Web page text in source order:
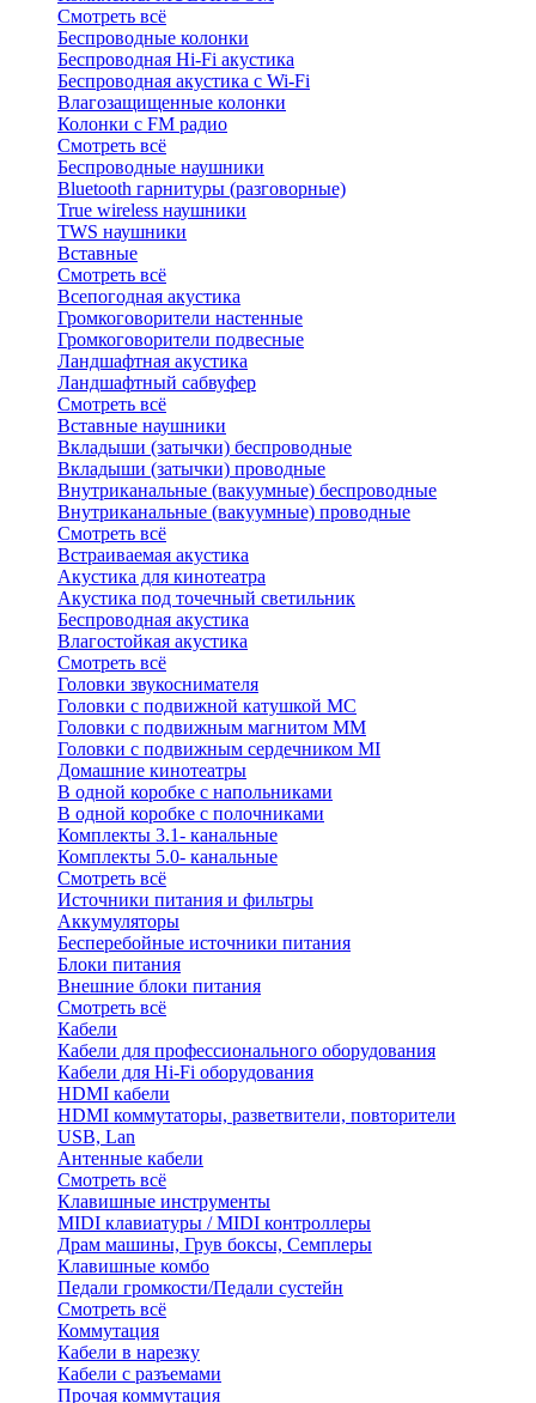
Смотреть всё
Беспроводные колонки
Беспроводная Hi-Fi акустика
Беспроводная акустика с Wi-Fi
Влагозащищенные колонки
Колонки с FM радио
Смотреть всё
Беспроводные наушники
Bluetоoth гарнитуры (разговорные)
True wireless наушники
TWS наушники
Вставные
Смотреть всё
Всепогодная акустика
Громкоговорители настенные
Громкоговорители подвесные
Ландшафтная акустика
Ландшафтный сабвуфер
Смотреть всё
Вставные наушники
Вкладыши (затычки) беспроводные
Вкладыши (затычки) проводные
Внутриканальные (вакуумные) беспроводные
Внутриканальные (вакуумные) проводные
Смотреть всё
Встраиваемая акустика
Акустика для кинотеатра
Акустика под точечный светильник
Беспроводная акустика
Влагостойкая акустика
Смотреть всё
Головки звукоснимателя
Головки с подвижной катушкой MC
Головки с подвижным магнитом ММ
Головки с подвижным сердечником MI
Домашние кинотеатры
В одной коробке с напольниками
В одной коробке с полочниками
Комплекты 3.1- канальные
Комплекты 5.0- канальные
Смотреть всё
Источники питания и фильтры
Аккумуляторы
Бесперебойные источники питания
Блоки питания
Внешние блоки питания
Смотреть всё
Кабели
Кабели для профессионального оборудования
Кабели для Hi-Fi оборудования
HDMI кабели
HDMI коммутаторы, разветвители, повторители
USB, Lan
Антенные кабели
Смотреть всё
Клавишные инструменты
MIDI клавиатуры / MIDI контроллеры
Драм машины, Грув боксы, Семплеры
Клавишные комбо
Педали громкости/Педали сустейн
Смотреть всё
Коммутация
Кабели в нарезку
Кабели с разъемами
Прочая коммутация